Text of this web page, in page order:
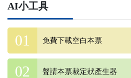
AI小工具
免費下載空白本票
聲請本票裁定狀產生器